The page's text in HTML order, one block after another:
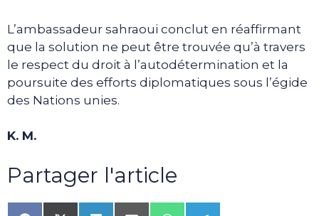
L’ambassadeur sahraoui conclut en réaffirmant
que la solution ne peut être trouvée qu’à travers
le respect du droit à l’autodétermination et la
poursuite des efforts diplomatiques sous l’égide
des Nations unies.
K. M.
Partager l'article